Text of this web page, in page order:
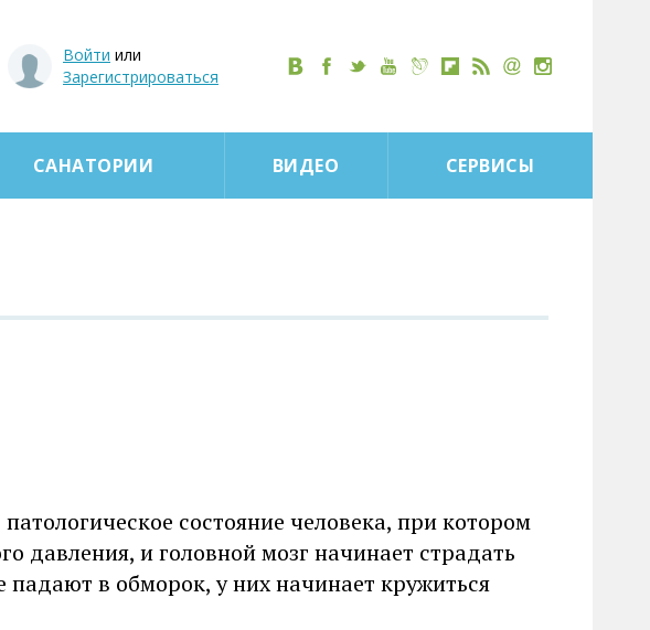
Войти или
Зарегистрироваться
САНАТОРИИ ВИДЕО СЕРВИСЫ
состояние человека, при котором
давления, и головной мозг начинает страдать
падают в обморок, у них начинает кружиться